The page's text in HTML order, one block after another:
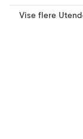
Vise flere